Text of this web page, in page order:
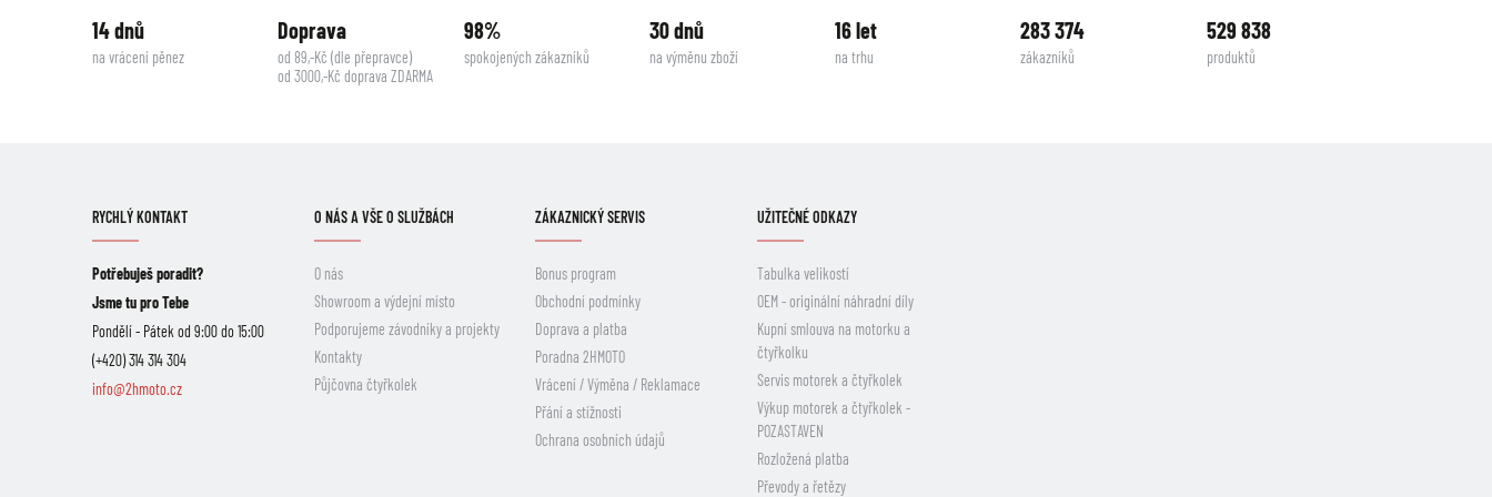
14 dnů
na vrácení pěnez
Doprava
od 89,-Kč (dle přepravce)
od 3000,-Kč doprava ZDARMA
98%
spokojených zákazníků
30 dnů
na výměnu zboží
16 let
na trhu
283 374
zákazníků
529 838
produktů
RYCHLÝ KONTAKT
Potřebuješ poradit?
Jsme tu pro Tebe
Pondělí - Pátek od 9:00 do 15:00
(+420) 314 314 304
info@2hmoto.cz
O NÁS A VŠE O SLUŽBÁCH
O nás
Showroom a výdejní místo
Podporujeme závodníky a projekty
Kontakty
Půjčovna čtyřkolek
ZÁKAZNICKÝ SERVIS
Bonus program
Obchodní podmínky
Doprava a platba
Poradna 2HMOTO
Vrácení / Výměna / Reklamace
Přání a stížnosti
Ochrana osobních údajů
UŽITEČNÉ ODKAZY
Tabulka velikostí
OEM - originální náhradní díly
Kupní smlouva na motorku a
čtyřkolku
Servis motorek a čtyřkolek
Výkup motorek a čtyřkolek -
POZASTAVEN
Rozložená platba
Převody a řetězy